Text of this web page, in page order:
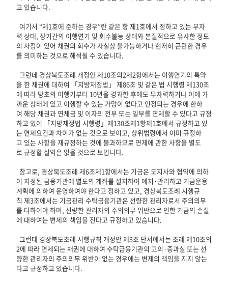
고 있습니다.
여기서 “제1호에 준하는 경우”란 같은 항 제1호에서 정하고 있는 무자
력 상태, 장기간의 이행연기 및 회수불능 상태와 본질적으로 유사한 정도
의 사정이 있어 채권의 회수가 사실상 불가능하거나 현저히 곤란한 경우
를 의미하는 것으로 해석될 수 있습니다.
그런데 경상북도조례 개정안 제10조의2제2항에서는 이행연기의 특약
을 한 채권에 대하여 「지방재정법」 제86조 및 같은 법 시행령 제130조
에 따라 당초의 이행기부터 10년을 경과한 후에도 무자력하거나 이에 가
까운 상태에 있고 이행할 수 있는 가망이 없다고 인정되는 경우에 한하
여 해당 채권과 연체금 및 이자의 전부 또는 일부를 면제할 수 있다고 규정
하고 있어 「지방재정법 시행령」제130조제1항제1호에서 규정하고 있
는 면제요건과 차이가 없는 것으로 보이고, 상위법령에서 이미 규정하
고 있는 사항을 재규정하는 것에 불과하므로 면제에 관한 사항을 별도
로 규정할 실익은 없을 것으로 보입니다.
참고로, 경상북도조례 제6조제1항에서는 기금은 도지사와 협약에 의하
여 지정된 금융기관에 별도의 계좌를 설치하여 예치·관리하고 기금운용
계획에 의하여 운영하여야 한다고 정하고 있고, 경상북도조례 시행규
칙 제3조에서는 기금관리 수탁금융기관은 선량한 관리자로서 주의의무
를 다하여야 하며, 선량한 관리자의 주의의무 위반으로 인한 기금의 손실
에 대하여는 변제의 책임을 진다고 규정하고 있습니다.
그런데 경상북도조례 시행규칙 개정안 제3조 단서에서는 조례 제10조의
2에 따라 면제되는 채권에 대하여 수탁금융기관의 고의·중과실 또는 선
량한 관리자의 주의의무 위반이 없는 경우에는 변제의 책임을 지지 않는
다고 규정하고 있습니다.